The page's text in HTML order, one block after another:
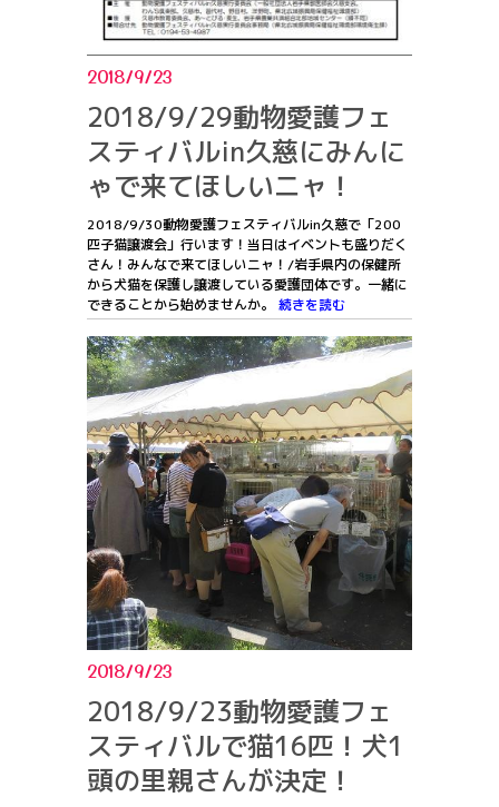
2018/9/23
2018/9/29動物愛護フェ
スティバルin久慈にみんに
ゃで来てほしいニャ！
2018/9/30動物愛護フェスティバルin久慈で「200
匹子猫譲渡会」行います！当日はイベントも盛りだく
さん！みんなで来てほしいニャ！/岩手県内の保健所
から犬猫を保護し譲渡している愛護団体です。一緒に
できることから始めませんか。 続きを読む
2018/9/23
2018/9/23動物愛護フェ
スティバルで猫16匹！犬1
頭の里親さんが決定！